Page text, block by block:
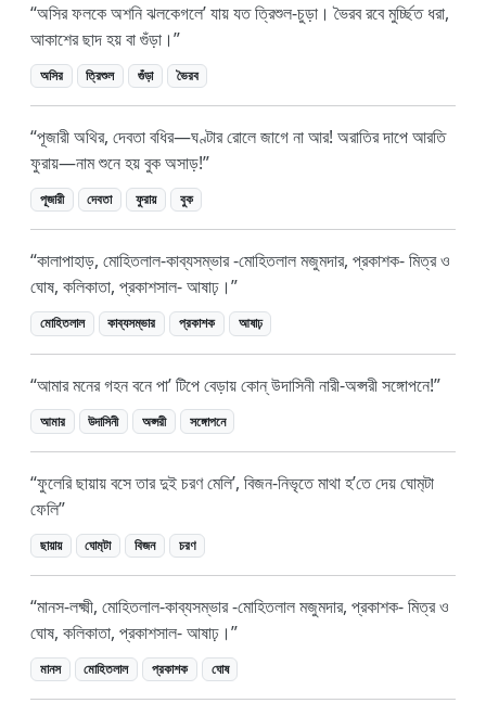
অসির ফলকে অশনি ঝলকেগলে’ যায় যত ত্রিশুল-চুড়া। ভৈরব রবে মুর্চ্ছিত ধরা,
আকাশের ছাদ হয় বা গুঁড়া।
অসির ত্রিশুল গুঁড়া ভৈরব
পূজারী অথির, দেবতা বধির—ঘণ্টার রোলে জাগে না আর! অরাতির দাপে আরতি
ফুরায়—নাম শুনে হয় বুক অসাড়!
পূজারী দেবতা ফুরায় বুক
কালাপাহাড়, মোহিতলাল-কাব্যসম্ভার -মোহিতলাল মজুমদার, প্রকাশক- মিত্র ও
ঘোষ, কলিকাতা, প্রকাশসাল- আষাঢ়।
মোহিতলাল কাব্যসম্ভার প্রকাশক আষাঢ়
আমার মনের গহন বনে পা’ টিপে বেড়ায় কোন্ উদাসিনী নারী-অপ্সরী সঙ্গোপনে!
আমার উদাসিনী অপ্সরী সঙ্গোপনে
ফুলেরি ছায়ায় বসে তার দুই চরণ মেলি’, বিজন-নিভৃতে মাথা হ’তে দেয় ঘোম‍্টা
ফেলি
ছায়ায় ঘোম‍্টা বিজন চরণ
মানস-লক্ষ্মী, মোহিতলাল-কাব্যসম্ভার -মোহিতলাল মজুমদার, প্রকাশক- মিত্র ও
ঘোষ, কলিকাতা, প্রকাশসাল- আষাঢ়।
মানস মোহিতলাল প্রকাশক ঘোষ